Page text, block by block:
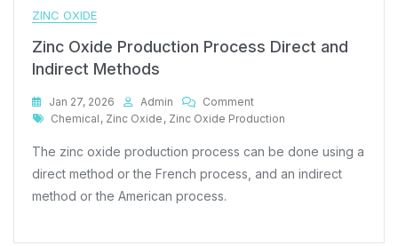
ZINC OXIDE
Zinc Oxide Production Process Direct and
Indirect Methods
Jan 27, 2026 Admin CommentOn
Zinc
Production
Process
Tags
Chemical , Zinc Oxide , Zinc Oxide Production
The zinc oxide production process can be done using a
direct method or the French process, and an indirect
method or the American process.